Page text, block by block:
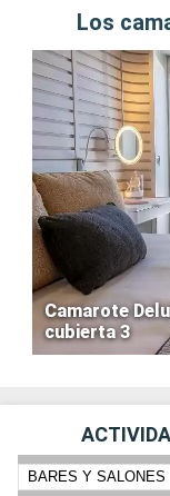
Los
Camarote
cubierta 3
BARES Y SALONES